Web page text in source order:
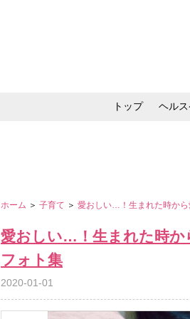
トップ ヘル
ホーム ＞ 子育て ＞ 愛おしい…！生まれた時か
愛おしい…！生まれた時か
フォト集
2020-01-01